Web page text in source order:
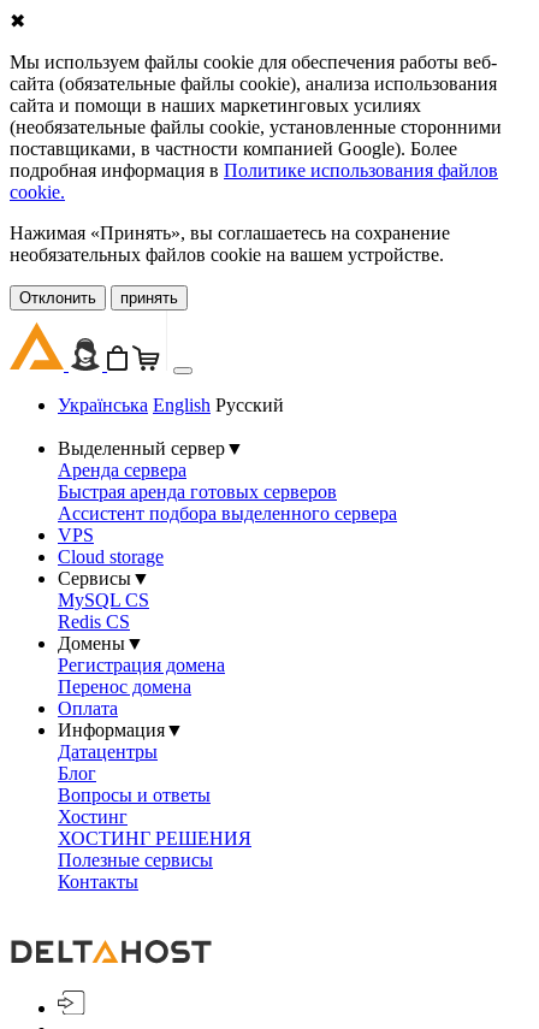
✖
Мы используем файлы cookie для обеспечения работы веб-
сайта (обязательные файлы cookie), анализа использования
сайта и помощи в наших маркетинговых усилиях
(необязательные файлы cookie, установленные сторонними
поставщиками, в частности компанией Google). Более
подробная информация в Политике использования файлов
cookie.
Нажимая «Принять», вы соглашаетесь на сохранение
необязательных файлов cookie на вашем устройстве.
Oтклонить принять
Українська English Русский
Выделенный сервер▼
Аренда сервера
Быстрая аренда готовых серверов
Ассистент подбора выделенного сервера
VPS
Cloud storage
Сервисы▼
MySQL CS
Redis CS
Домены▼
Регистрация домена
Перенос домена
Оплата
Информация▼
Датацентры
Блог
Вопросы и ответы
Хостинг
ХОСТИНГ РЕШЕНИЯ
Полезные сервисы
Контакты